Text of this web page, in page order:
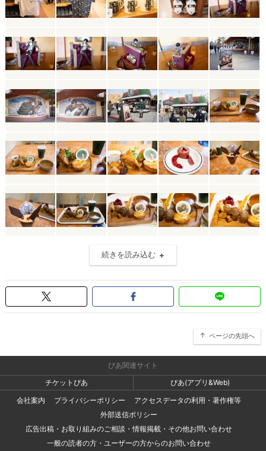
続きを読み込む
ページの先頭へ
ぴあ関連サイト
チケットぴあ
ぴあ(アプリ&Web)
会社案内
プライバシーポリシー
アクセスデータの利用・著作権等
外部送信ポリシー
広告出稿・お取り組みのご相談・情報掲載・その他お問い合わせ
一般の読者の方・ユーザーの方からのお問い合わせ